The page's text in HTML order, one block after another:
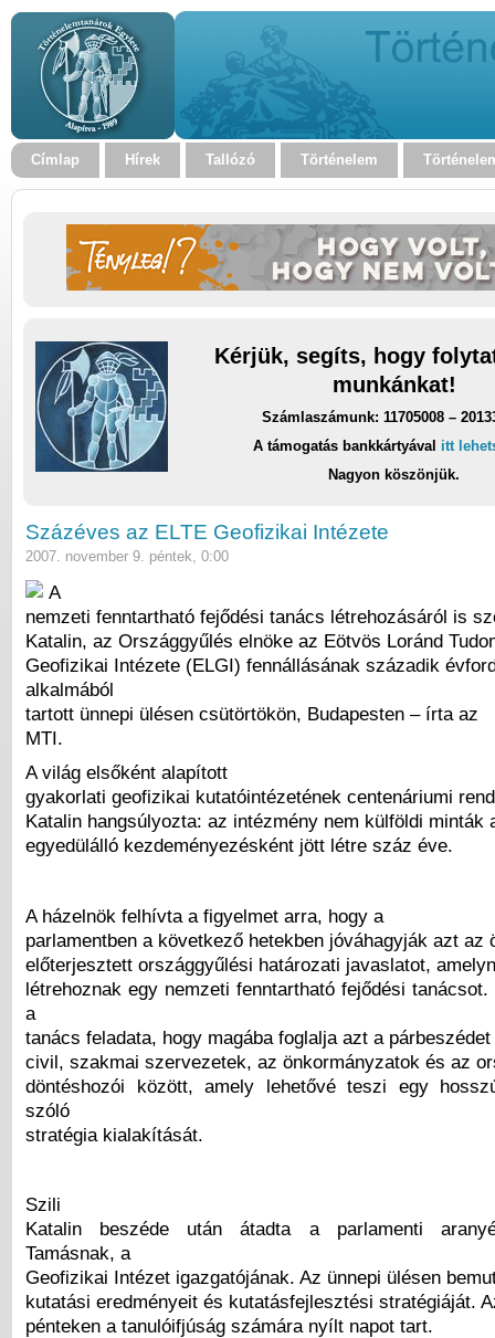
Címlap Hírek Tallózó Történelem
Kérjük, segíts, hogy
munkánkat!
Számlaszámunk: 11705008 –
A támogatás bankkártyával itt
Nagyon köszönjük.
Százéves az ELTE Geofizikai Intézete
2007. november 9. péntek, 0:00
A
nemzeti fenntartható fejődési tanács létrehozásáról is
Katalin, az Országgyűlés elnöke az Eötvös Loránd
Geofizikai Intézete (ELGI) fennállásának századik
alkalmából
tartott ünnepi ülésen csütörtökön, Budapesten – írta az
MTI.
A világ elsőként alapított
gyakorlati geofizikai kutatóintézetének centenáriumi
Katalin hangsúlyozta: az intézmény nem külföldi minták
egyedülálló kezdeményezésként jött létre száz éve.
A házelnök felhívta a figyelmet arra, hogy a
parlamentben a következő hetekben jóváhagyják azt az
előterjesztett országgyűlési határozati javaslatot,
létrehoznak egy nemzeti fenntartható fejődési
a
tanács feladata, hogy magába foglalja azt a
civil, szakmai szervezetek, az önkormányzatok és az
döntéshozói között, amely lehetővé teszi egy
szóló
stratégia kialakítását.
Szili
Katalin beszéde után átadta a parlamenti
Tamásnak, a
Geofizikai Intézet igazgatójának. Az ünnepi ülésen
kutatási eredményeit és kutatásfejlesztési stratégiáját.
pénteken a tanulóifjúság számára nyílt napot tart.